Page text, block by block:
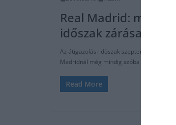
Real Madrid: mi
időszak zárása előtt?
Az átigazolási időszak szeptember 2-ig
Madridnál még mindig szóba jöhet Neymar
Read More